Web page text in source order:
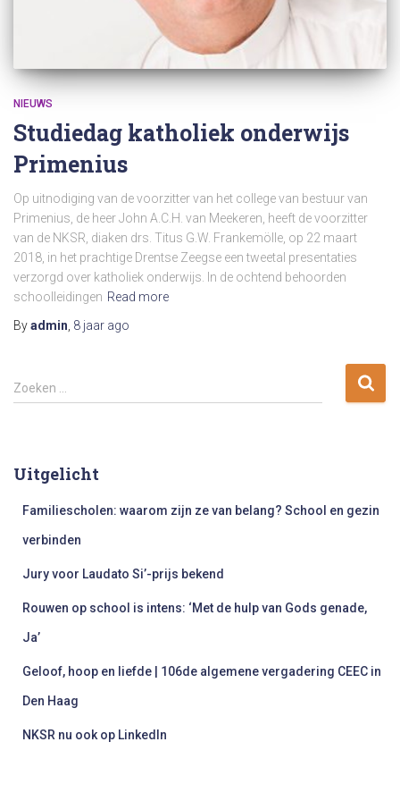
NIEUWS
Studiedag katholiek onderwijs
Primenius
Op uitnodiging van de voorzitter van het college van bestuur van
Primenius, de heer John A.C.H. van Meekeren, heeft de voorzitter
van de NKSR, diaken drs. Titus G.W. Frankemölle, op 22 maart
2018, in het prachtige Drentse Zeegse een tweetal presentaties
verzorgd over katholiek onderwijs. In de ochtend behoorden
schoolleidingen Read more
Byadmin 8 jaar ago
Z
o
n
Zoeken …
Uitgelicht
Familiescholen: waarom zijn ze van belang? School en gezin
verbinden
Jury voor Laudato Si’-prijs bekend
Rouwen op school is intens: ‘Met de hulp van Gods genade,
Ja’
Geloof, hoop en liefde | 106de algemene vergadering CEEC in
Den Haag
NKSR nu ook op LinkedIn